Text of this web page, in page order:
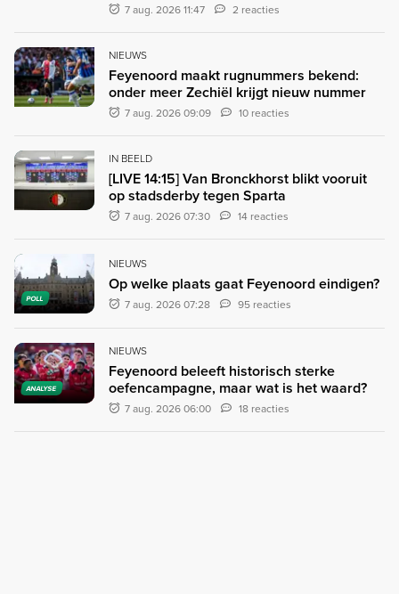
7 aug. 2026 11:47 2 reacties
NIEUWS
Feyenoord maakt rugnummers bekend:
onder meer Zechiël krijgt nieuw nummer
7 aug. 2026 09:09 10 reacties
IN BEELD
[LIVE 14:15] Van Bronckhorst blikt vooruit
op stadsderby tegen Sparta
7 aug. 2026 07:30 14 reacties
POLL
NIEUWS
Op welke plaats gaat Feyenoord eindigen?
7 aug. 2026 07:28 95 reacties
ANALYSE
NIEUWS
Feyenoord beleeft historisch sterke
oefencampagne, maar wat is het waard?
7 aug. 2026 06:00 18 reacties